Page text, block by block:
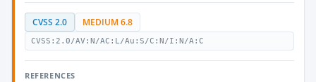
CVSS 2.0 MEDIUM 6.8
CVSS:2.0/AV:N/AC:L/Au:S/C:N/I:N/A:C
REFERENCES